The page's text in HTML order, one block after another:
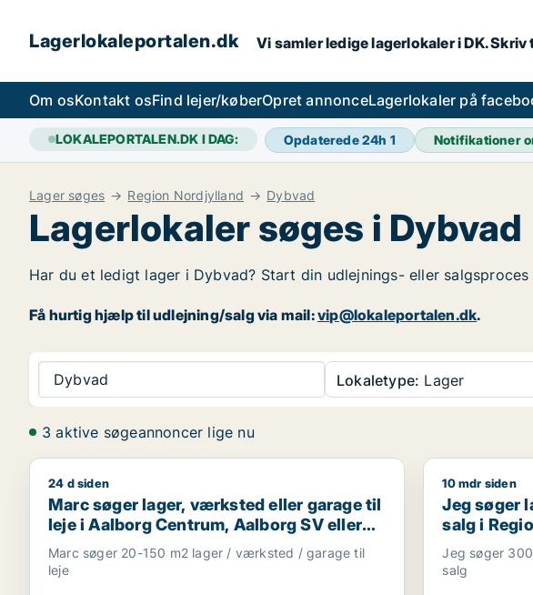
Lagerlokaleportalen.dk Vi samler ledige lagerlokaler i DK.
Om osKontakt osFind lejer/køberOpret annonceLagerlokaler på
LOKALEPORTALEN.DK I DAG: Opdaterede 24h 1 Notifikationer
Lager søges Region Nordjylland Dybvad
Lagerlokaler søges i Dybvad
Har du et ledigt lager i Dybvad? Start din udlejnings- eller
Få hurtig hjælp til udlejning/salg via mail:vip@lokaleportalen.dk.
Dybvad Lokaletype: Lager
3 aktive søgeannoncer lige nu
Marc søger lager, værksted eller garage til leje i Aalborg Centrum,
24 d siden
Marc søger lager, værksted eller garage til
leje i Aalborg Centrum, Aalborg SV eller
Aalborg SØ m.fl.
Marc søger 20-150 m2 lager / værksted / garage til
leje
Jeg søger
10 mdr siden
Jeg søger
salg i
Jeg søger
salg